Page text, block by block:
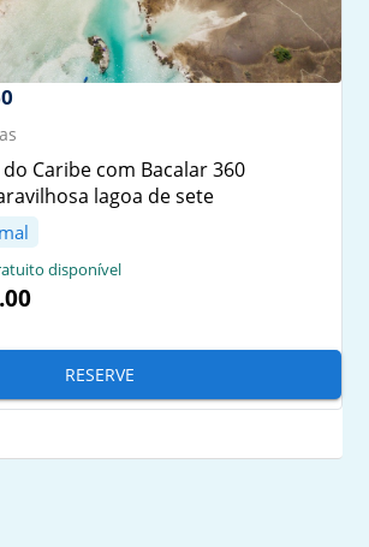
Caribe com Bacalar 360
lagoa de sete
disponível
RESERVE